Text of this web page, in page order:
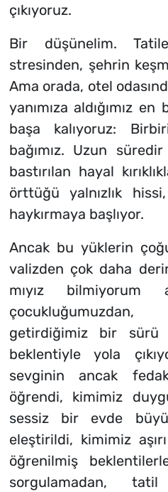
çıkıyoruz.
Bir düşünelim. Tatile
stresinden, şehrin
Ama orada, otel
yanımıza aldığımız
başa kalıyoruz:
bağımız. Uzun
bastırılan hayal
örttüğü yalnızlık
haykırmaya başlıyor.
Ancak bu yüklerin
valizden çok daha
mıyız
getirdiğimiz bir sürü
beklentiyle yola
sevginin ancak
öğrendi, kimimiz
sessiz bir evde
eleştirildi, kimimiz
öğrenilmiş
sorgulamadan,